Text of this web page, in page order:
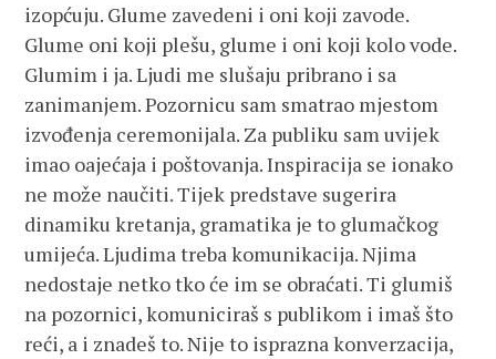
izopćuju. Glume zavedeni i oni koji zavode.
Glume oni koji plešu, glume i oni koji kolo vode.
Glumim i ja. Ljudi me slušaju pribrano i sa
zanimanjem. Pozornicu sam smatrao mjestom
izvođenja ceremonijala. Za publiku sam uvijek
imao oajećaja i poštovanja. Inspiracija se ionako
ne može naučiti. Tijek predstave sugerira
dinamiku kretanja, gramatika je to glumačkog
umijeća. Ljudima treba komunikacija. Njima
nedostaje netko tko će im se obraćati. Ti glumiš
na pozornici, komuniciraš s publikom i imaš što
reći, a i znadeš to. Nije to isprazna konverzacija,